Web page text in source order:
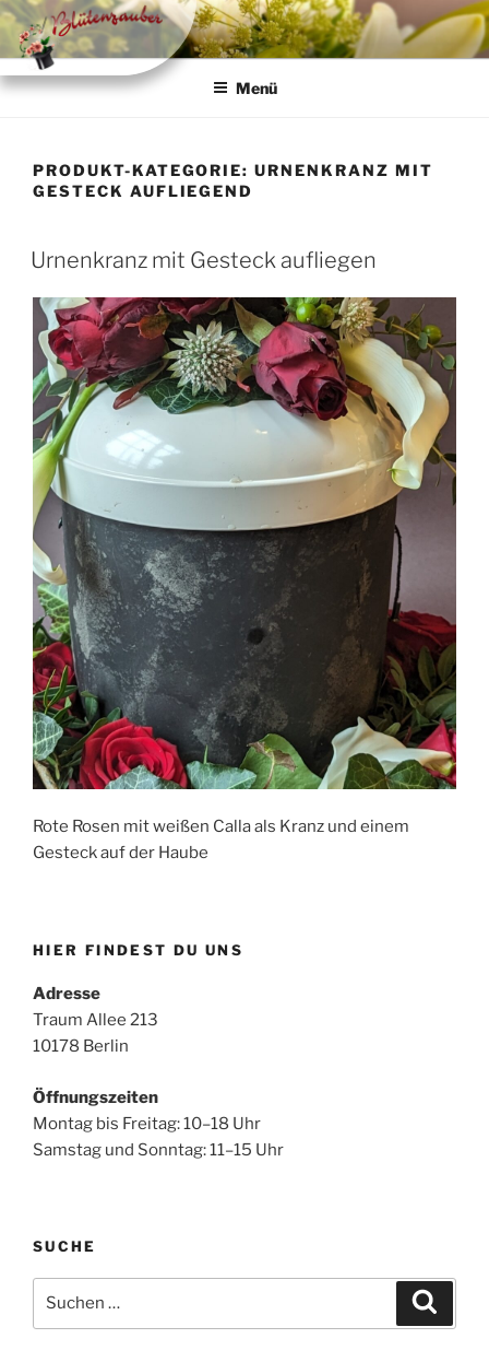
Zum
Inhalt
springen
Menü
PRODUKT-KATEGORIE:URNENKRANZ MIT
GESTECK AUFLIEGEND
Urnenkranz mit Gesteck aufliegen
Rote Rosen mit weißen Calla als Kranz und einem
Gesteck auf der Haube
HIER FINDEST DU UNS
Adresse
Traum Allee 213
10178 Berlin
Öffnungszeiten
Montag bis Freitag: 10–18 Uhr
Samstag und Sonntag: 11–15 Uhr
SUCHE
nach: